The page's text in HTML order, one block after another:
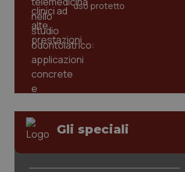
uso protetto
Gli speciali
CookieScriptConsent
tracking-enable